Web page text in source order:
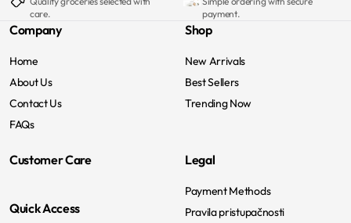
care.
payment.
Company
Home
About Us
Contact Us
FAQs
Shop
New Arrivals
Best Sellers
Trending Now
Customer Care
Quick Access
Legal
Payment Methods
Pravila pristupačnosti